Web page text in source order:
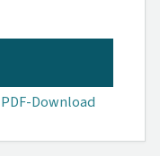
PDF-Download